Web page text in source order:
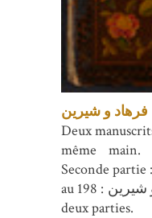
فرهاد و شیرین
Deux
même main.
Seconde partie
au 198 : فرهاد و شیرین Farhād va Šīrīn divisé en
deux parties.